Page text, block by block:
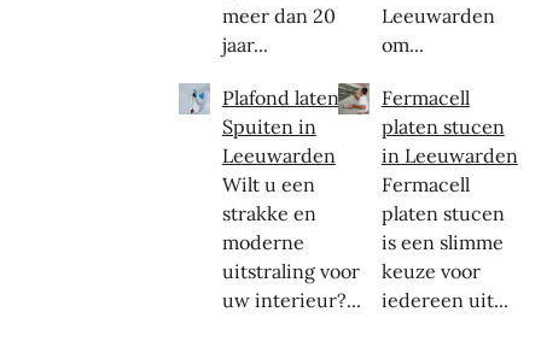
meer dan 20
jaar...
Plafond laten
Spuiten in
Leeuwarden
Wilt u een
strakke en
moderne
uitstraling voor
uw interieur?...
Leeuwarden
om...
Fermacell
platen stucen
in Leeuwarden
Fermacell
platen stucen
is een slimme
keuze voor
iedereen uit...